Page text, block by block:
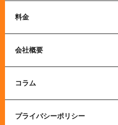
料金
会社概要
コラム
プライバシーポリシー